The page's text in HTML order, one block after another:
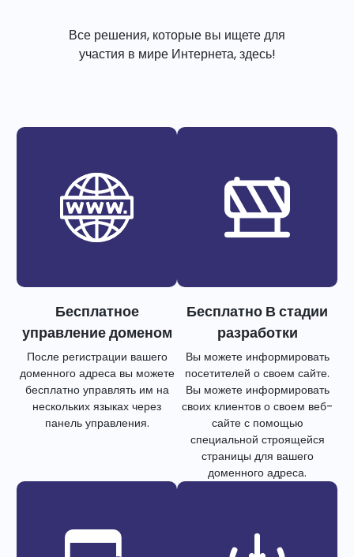
Все решения, которые вы ищете для
участия в мире Интернета, здесь!
Бесплатное
управление доменом
После регистрации вашего
доменного адреса вы можете
бесплатно управлять им на
нескольких языках через
панель управления.
Бесплатно В стадии
разработки
Вы можете информировать
посетителей о своем сайте.
Вы можете информировать
своих клиентов о своем веб-
сайте с помощью
специальной строящейся
страницы для вашего
доменного адреса.